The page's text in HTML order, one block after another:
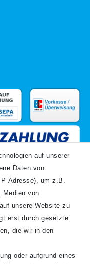
auf unserer
Daten von
Adresse), um z.B.
Medien von
unsere Website zu
erst durch gesetzte
die wir in den
oder aufgrund eines